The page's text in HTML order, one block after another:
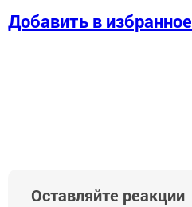
Добавить в избранное
Оставляйте реакции